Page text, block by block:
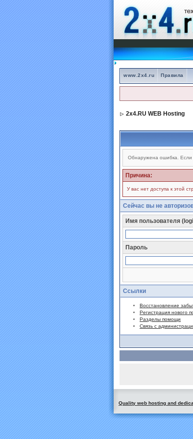
www.2x4.ru Правила
2x4.RU WEB Hosting
Обнаружена ошибка. Если
Причина:
У вас нет доступа к этой
Сейчас вы не
Имя пользователя
Пароль
Ссылки
Восстановление
Регистрация нового
Разделы помощи
Связь с
Quality web hosting and